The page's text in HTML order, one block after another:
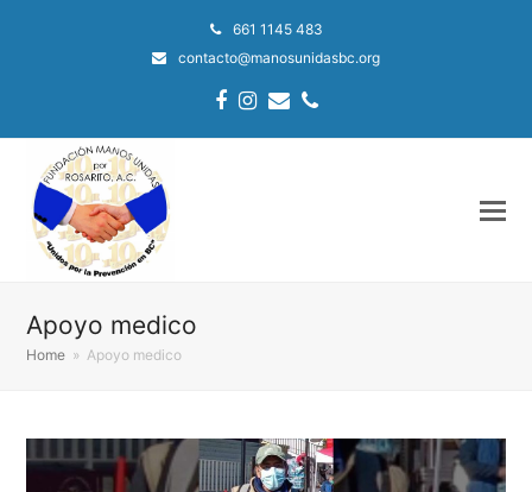
661 1145 483
contacto@manosunidasbc.org
Facebook
Instagram
EmailPhone
Apoyo medico
Home » Apoyo medico